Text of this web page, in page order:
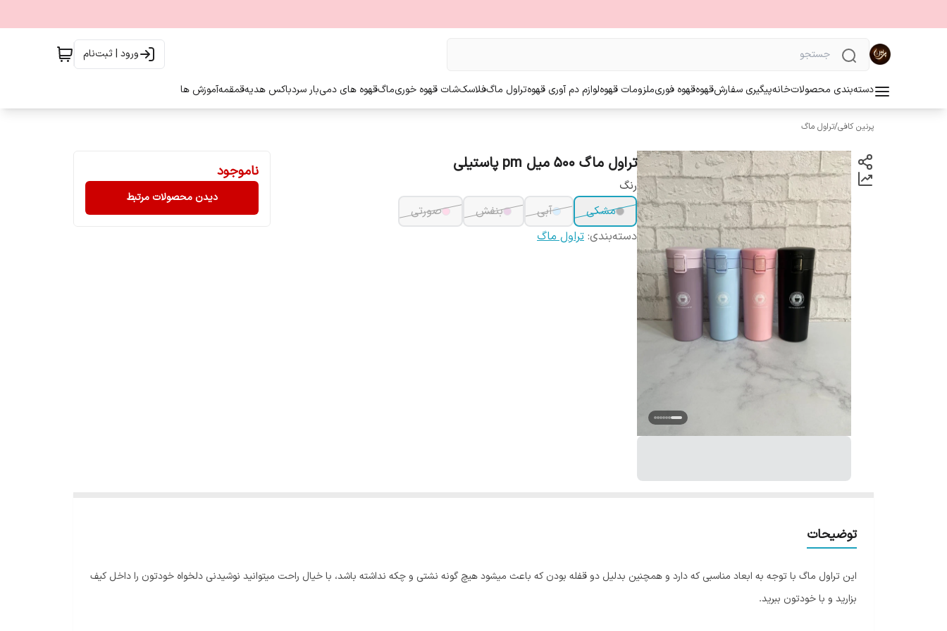
ورود | ثبت‌نام
دسته‌بندی محصولاتخانهپیگیری سفارشقهوهقهوه فوریملزومات قهوهلوازم دم آوری قهوهتراول ماگفلاسکشات قهوه خوریماگقهوه های دمیبار سردباکس هدیهقمقمهآموزش ها
پرنین کافی/تراول ماگ
تراول ماگ 500 میل pm پاستیلی
رنگ
مشکی
آبی بنفش
صورتی
دسته‌بندی: تراول ماگ
ناموجود
دیدن محصولات مرتبط
توضیحات
این تراول ماگ با توجه به ابعاد مناسبی که دارد و همچنین بدلیل دو قفله بودن که باعث میشود هیچ گونه نشتی و چکه نداشته باشد، با خیال راحت میتوانید نوشیدنی دلخواه خودتون را داخل کیف
بزارید و با خودتون ببرید.